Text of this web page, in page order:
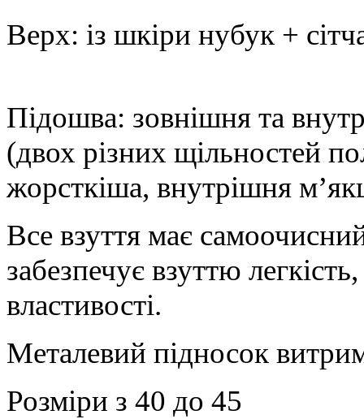
Верх: із шкіри нубук +
Підошва: зовнішня та
(двох різних щільностей
жорсткіша, внутрішня
Все взуття має
забезпечує взуттю
властивості.
Металевий підносок
Розміри з 40 до 45